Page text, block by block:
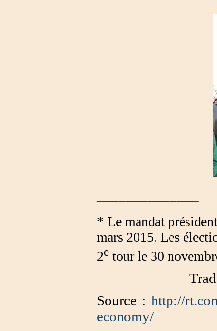
* Le mandat
mars 2015. Les
2e tour le 30
Source : http://
economy/